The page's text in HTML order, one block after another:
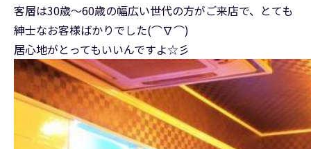
客層は30歳〜60歳の幅広い世代の方がご来店で、とても
紳士なお客様ばかりでした(⌒∇⌒)
居心地がとってもいいんですよ☆彡